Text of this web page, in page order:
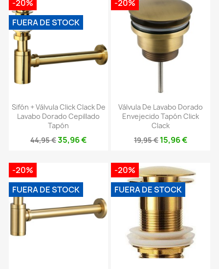
Sifón + Válvula Click Clack De
Lavabo Dorado Cepillado
Tapón
44,95 €35,96 €
-20%
FUERA DE STOCK
Válvula De Lavabo Dorado
Envejecido Tapón Click
Clack
19,95 € 15,96 €
-20%
-20%
FUERA DE STOCK
-20%
FUERA DE STOCK